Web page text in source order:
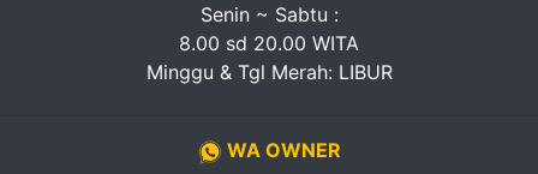
Senin ~ Sabtu :
8.00 sd 20.00 WITA
Minggu & Tgl Merah: LIBUR
WA OWNER